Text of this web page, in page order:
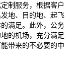
制服务，根据客户
地、目的地、起飞
满足。此外，公务
的机场，充分满足
带来的不必要的中